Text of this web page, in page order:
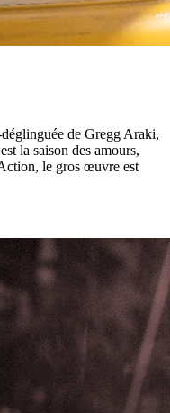
de Gregg Araki,
la saison des amours,
le gros œuvre est